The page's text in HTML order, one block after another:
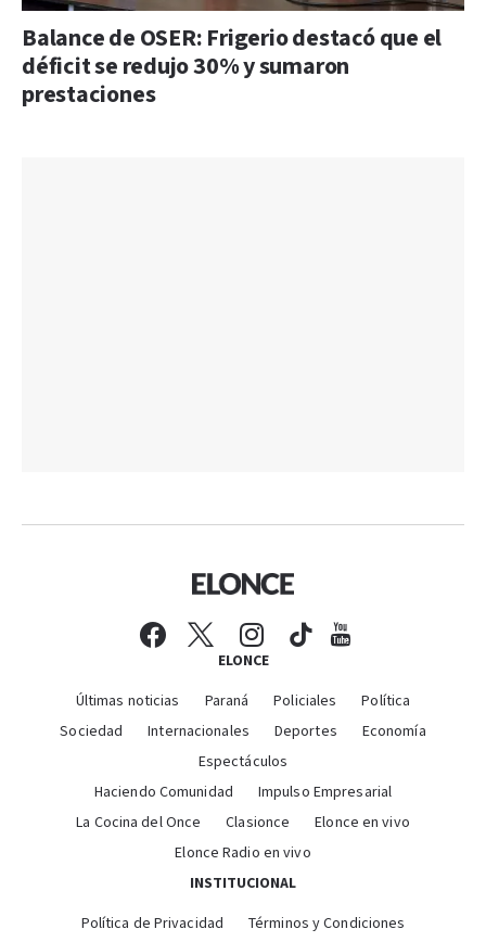
Balance de OSER: Frigerio destacó que el
déficit se redujo 30% y sumaron
prestaciones
ELONCE
Últimas noticias Paraná Policiales
Política
Sociedad
Internacionales Deportes
Economía
Espectáculos
Haciendo Comunidad
Impulso Empresarial
La Cocina del Once
Clasionce
Elonce en vivo
Elonce Radio en vivo
INSTITUCIONAL
Política de Privacidad Términos y Condiciones